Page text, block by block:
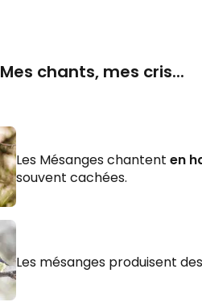
Mes chants, mes cris...
Les Mésanges chantent en
souvent cachées.
Les mésanges produisent des